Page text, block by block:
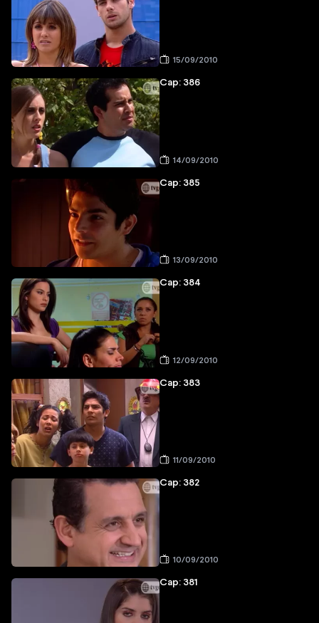
15/09/2010
Cap: 386
14/09/2010
Cap: 385
13/09/2010
Cap: 384
12/09/2010
Cap: 383
11/09/2010
Cap: 382
10/09/2010
Cap: 381